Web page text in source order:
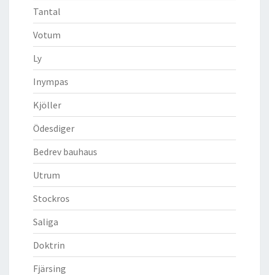
Tantal
Votum
Ly
Inympas
Kjöller
Ödesdiger
Bedrev bauhaus
Utrum
Stockros
Saliga
Doktrin
Fjärsing